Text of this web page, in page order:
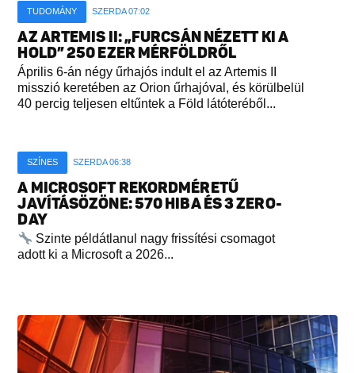
TUDOMÁNY SZERDA 07:02
AZ ARTEMIS II: „FURCSÁN NÉZETT KI A
HOLD” 250 EZER MÉRFÖLDRŐL
Április 6-án négy űrhajós indult el az Artemis II
misszió keretében az Orion űrhajóval, és körülbelül
40 percig teljesen eltűntek a Föld látóteréből...
SZÍNES SZERDA 06:38
A MICROSOFT REKORDMÉRETŰ
JAVÍTÁSÖZÖNE: 570 HIBA ÉS 3 ZERO-
DAY
Szinte példátlanul nagy frissítési csomagot
adott ki a Microsoft a 2026...